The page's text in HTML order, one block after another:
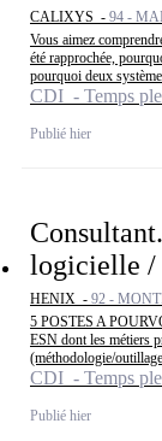
CALIXYS - 94 -
Vous aimez
été rapprochée,
pourquoi deux
CDI - Temps
Publié hier
logicielle /
HENIX - 92 -
5 POSTES A
ESN dont les métiers
(méthodologie/
CDI - Temps
Publié hier